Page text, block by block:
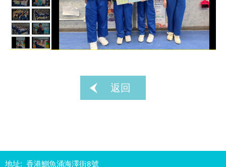
返回
地址: 香港鰂魚涌海澤街8號